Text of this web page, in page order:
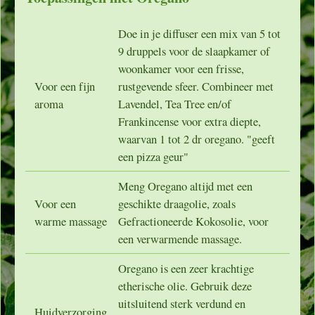
Voor een fijn
aroma
Doe in je diffuser een mix van 5 tot
9 druppels voor de slaapkamer of
woonkamer voor een frisse,
rustgevende sfeer. Combineer met
Lavendel, Tea Tree en/of
Frankincense voor extra diepte,
waarvan 1 tot 2 dr oregano. "geeft
een pizza geur"
Voor een
warme massage
Meng Oregano altijd met een
geschikte draagolie, zoals
Gefractioneerde Kokosolie, voor
een verwarmende massage.
Huidverzorging
Oregano is een zeer krachtige
etherische olie. Gebruik deze
uitsluitend sterk verdund en